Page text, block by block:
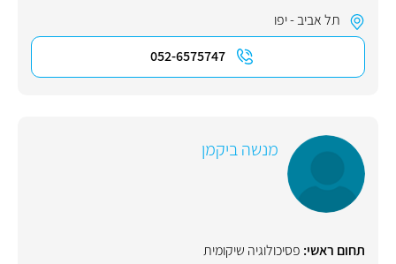
תל אביב - יפו
052-6575747
מנשה ביקמן
תחום ראשי: פסיכולוגיה שיקומית